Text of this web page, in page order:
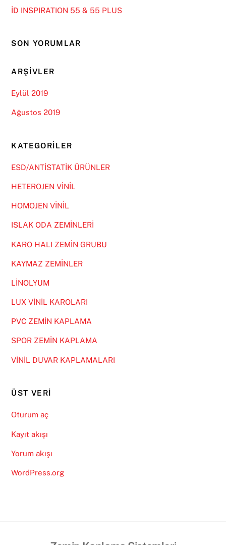
İD INSPIRATION 55 & 55 PLUS
SON YORUMLAR
ARŞIVLER
Eylül 2019
Ağustos 2019
KATEGORILER
ESD/ANTİSTATİK ÜRÜNLER
HETEROJEN VİNİL
HOMOJEN VİNİL
ISLAK ODA ZEMİNLERİ
KARO HALI ZEMİN GRUBU
KAYMAZ ZEMİNLER
LİNOLYUM
LUX VİNİL KAROLARI
PVC ZEMİN KAPLAMA
SPOR ZEMİN KAPLAMA
VİNİL DUVAR KAPLAMALARI
ÜST VERI
Oturum aç
Kayıt akışı
Yorum akışı
WordPress.org